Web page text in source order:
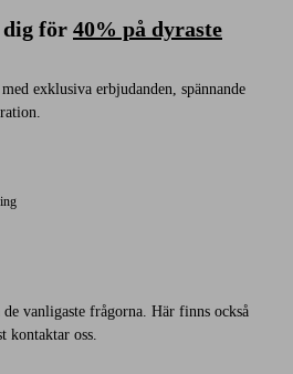
dig för 40% på dyraste
exklusiva erbjudanden, spännande
vanligaste frågorna. Här finns också
kontaktar oss.